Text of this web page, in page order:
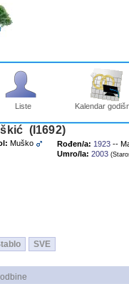
Liste Kalendar
‎(I1692)‎
Muško Rođen/a: 1923 --
Umro/la: 2003
SVE